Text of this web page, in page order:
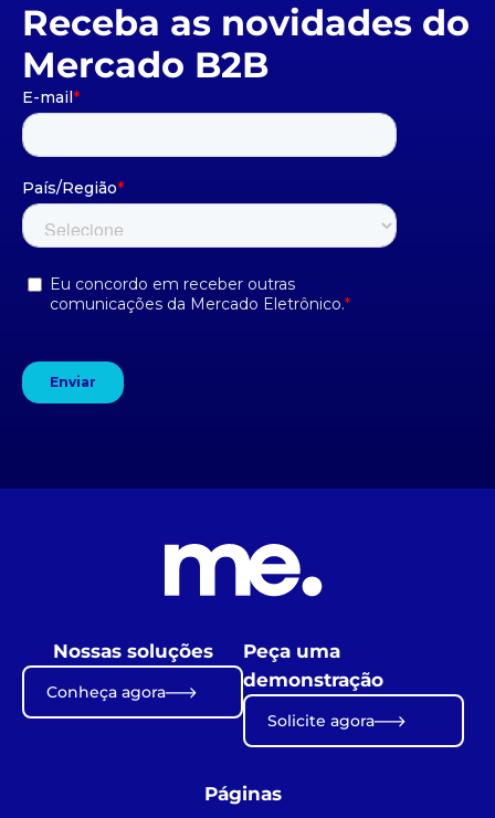
Receba as novidades do
Mercado B2B
Nossas soluções
Conheça agora
Peça uma
demonstração
Solicite agora
Páginas